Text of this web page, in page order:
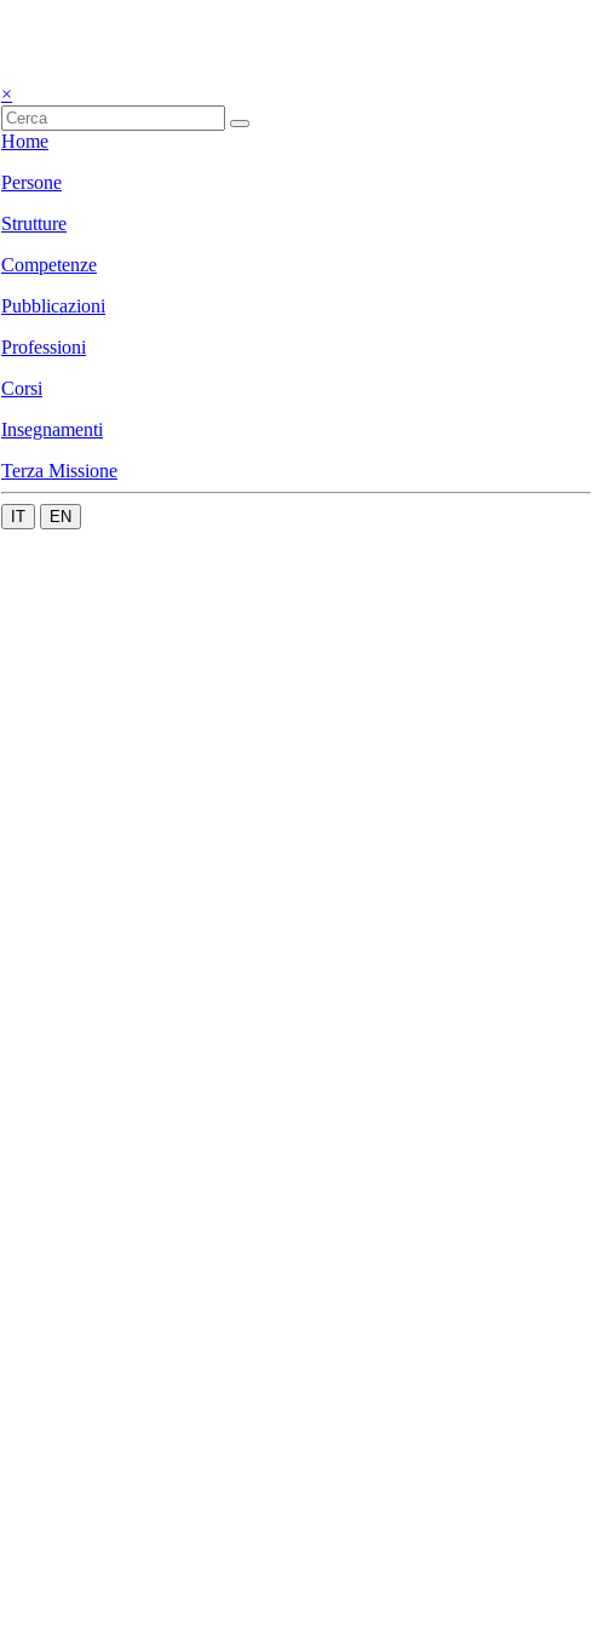
×
Home
Persone
Strutture
Competenze
Pubblicazioni
Professioni
Corsi
Insegnamenti
Terza Missione
IT EN